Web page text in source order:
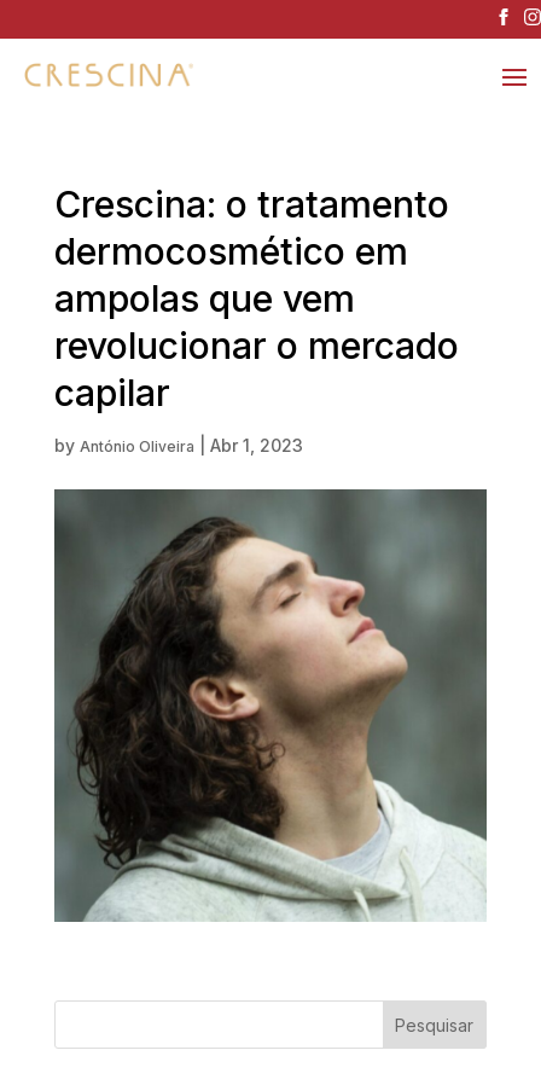
Crescina: o tratamento
dermocosmético em
ampolas que vem
revolucionar o mercado
capilar
by António Oliveira Abr 1, 2023
Pesquisar